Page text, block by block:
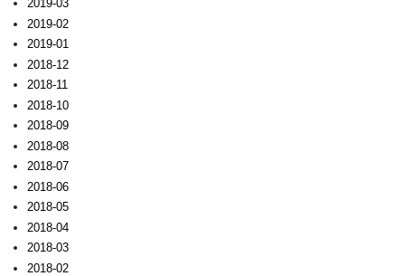
2019-03
2019-02
2019-01
2018-12
2018-11
2018-10
2018-09
2018-08
2018-07
2018-06
2018-05
2018-04
2018-03
2018-02